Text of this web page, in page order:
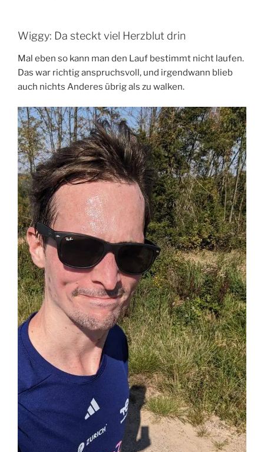
Wiggy: Da steckt viel Herzblut drin
Mal eben so kann man den Lauf bestimmt nicht laufen.
Das war richtig anspruchsvoll, und irgendwann blieb
auch nichts Anderes übrig als zu walken.